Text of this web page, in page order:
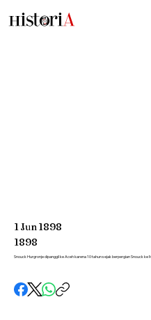
1Jun1898
1898
Snouck Hurgronje dipanggil ke Aceh karena 10 tahun sejak berpergian Snouck